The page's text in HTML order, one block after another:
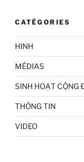
CATÉGORIES
HINH
MÉDIAS
SINH HOẠT CỘNG
THÔNG TIN
VIDEO